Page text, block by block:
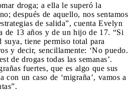
droga; a ella le superó la
después de aquello, nos sentamos
de salida”, cuenta Evelyn
de 13 años y de un hijo de 17. “Si
suya, tiene permiso total para
y decir, sencillamente: ‘No puedo.
de drogas todas las semanas’.
fuertes, que es algo que sus
con un caso de ‘migraña’, vamos a